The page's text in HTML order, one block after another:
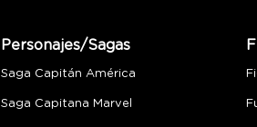
Personajes/Sagas
Saga Capitán América
Saga Capitana Marvel